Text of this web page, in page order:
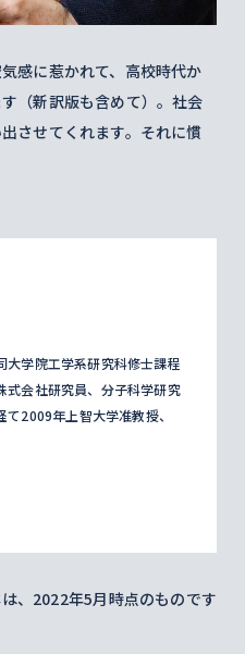
感に惹かれて、高校時代か
（新訳版も含めて）。社会
させてくれます。それに慣
大学院工学系研究科修士課程
式会社研究員、分子科学研究
2009年上智大学准教授、
、2022年5月時点のものです